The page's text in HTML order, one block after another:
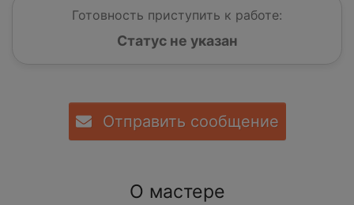
Готовность приступить к работе:
Статус не указан
Отправить сообщение
О мастере